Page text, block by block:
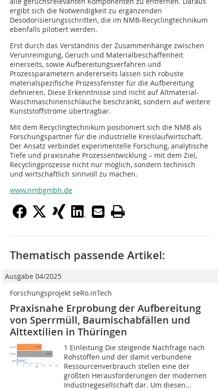
ergibt sich die Notwendigkeit zu ergänzenden
Desodorisierungsschritten, die im NMB-Recyclingtechnikum
ebenfalls pilotiert werden.
Erst durch das Verständnis der Zusammenhänge zwischen
Verunreinigung, Geruch und Materialbeschaffenheit
einerseits, sowie Aufbereitungsverfahren und
Prozessparametern andererseits lassen sich robuste
materialspezifische Prozessfenster für die Aufbereitung
definieren. Diese Erkenntnisse sind nicht auf Altmaterial-
Waschmaschinenschläuche beschränkt, sondern auf weitere
Kunststoffströme übertragbar.
Mit dem Recyclingtechnikum positioniert sich die NMB als
Forschungspartner für die industrielle Kreislaufwirtschaft.
Der Ansatz verbindet experimentelle Forschung, analytische
Tiefe und praxisnahe Prozessentwicklung – mit dem Ziel,
Recyclingprozesse nicht nur möglich, sondern technisch
und wirtschaftlich sinnvoll zu machen.
www.nmbgmbh.de
Thematisch passende Artikel:
Ausgabe 04/2025
Forschungsprojekt seRo.inTech
Praxisnahe Erprobung der Aufbereitung
von Sperrmüll, Baumischabfällen und
Alttextilien in Thüringen
1 Einleitung Die steigende Nachfrage nach
Rohstoffen und der damit verbundene
Ressourcenverbrauch stellen eine der
größten Herausforderungen der modernen
Industriegesellschaft dar. Um diesen...